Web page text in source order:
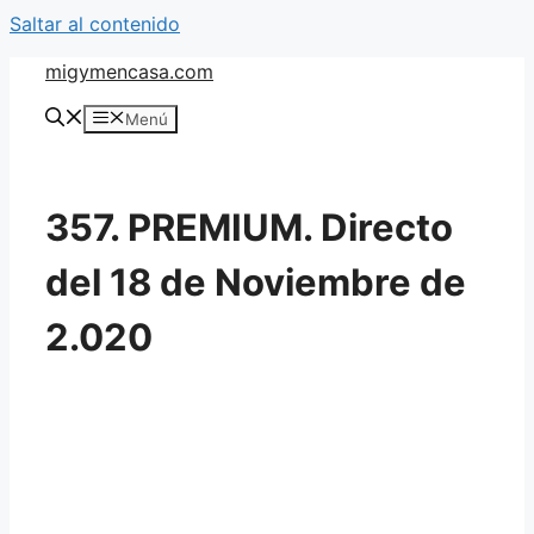
Saltar al contenido
migymencasa.com
Menú
357. PREMIUM. Directo
del 18 de Noviembre de
2.020